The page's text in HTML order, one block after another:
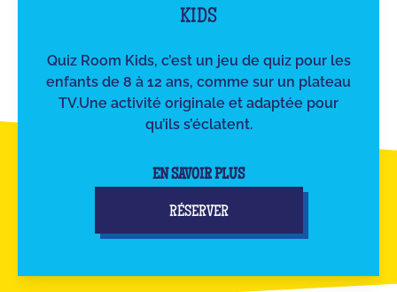
KIDS
Quiz Room Kids, c’est un jeu de quiz pour les
enfants de 8 à 12 ans, comme sur un plateau
TV.Une activité originale et adaptée pour
qu’ils s’éclatent.
EN SAVOIR PLUS
RÉSERVER